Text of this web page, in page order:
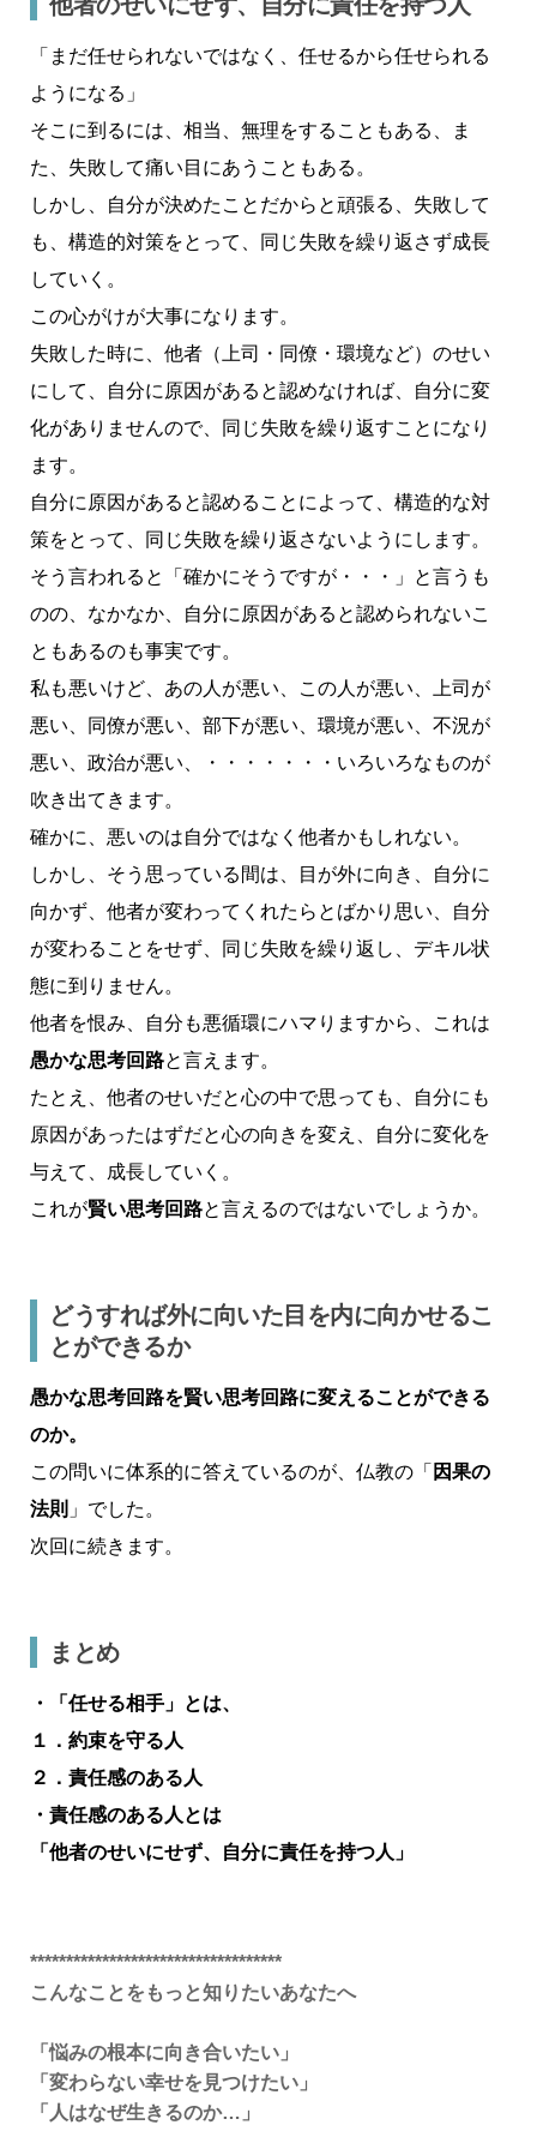
他者のせいにせず、自分に責任を持つ人
「まだ任せられないではなく、任せるから任せられる
ようになる」
そこに到るには、相当、無理をすることもある、ま
た、失敗して痛い目にあうこともある。
しかし、自分が決めたことだからと頑張る、失敗して
も、構造的対策をとって、同じ失敗を繰り返さず成長
していく。
この心がけが大事になります。
失敗した時に、他者（上司・同僚・環境など）のせい
にして、自分に原因があると認めなければ、自分に変
化がありませんので、同じ失敗を繰り返すことになり
ます。
自分に原因があると認めることによって、構造的な対
策をとって、同じ失敗を繰り返さないようにします。
そう言われると「確かにそうですが・・・」と言うも
のの、なかなか、自分に原因があると認められないこ
ともあるのも事実です。
私も悪いけど、あの人が悪い、この人が悪い、上司が
悪い、同僚が悪い、部下が悪い、環境が悪い、不況が
悪い、政治が悪い、・・・・・・・いろいろなものが
吹き出てきます。
確かに、悪いのは自分ではなく他者かもしれない。
しかし、そう思っている間は、目が外に向き、自分に
向かず、他者が変わってくれたらとばかり思い、自分
が変わることをせず、同じ失敗を繰り返し、デキル状
態に到りません。
他者を恨み、自分も悪循環にハマりますから、これは
愚かな思考回路と言えます。
たとえ、他者のせいだと心の中で思っても、自分にも
原因があったはずだと心の向きを変え、自分に変化を
与えて、成長していく。
これが賢い思考回路と言えるのではないでしょうか。
どうすれば外に向いた目を内に向かせるこ
とができるか
愚かな思考回路を賢い思考回路に変えることができる
のか。
この問いに体系的に答えているのが、仏教の「 因果の
法則 」でした。
次回に続きます。
まとめ
・「任せる相手」とは、
１．約束を守る人
２．責任感のある人
・責任感のある人とは
「他者のせいにせず、自分に責任を持つ人」
***********************************
こんなことをもっと知りたいあなたへ
「悩みの根本に向き合いたい」
「変わらない幸せを見つけたい」
「人はなぜ生きるのか…」